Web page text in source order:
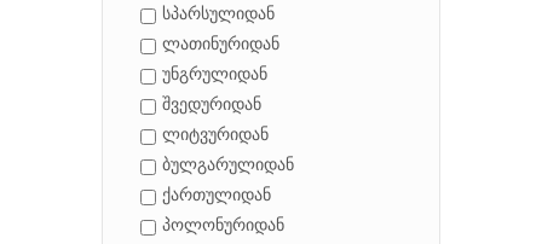
სპარსულიდან
ლათინურიდან
უნგრულიდან
შვედურიდან
ლიტვურიდან
ბულგარულიდან
ქართულიდან
პოლონურიდან